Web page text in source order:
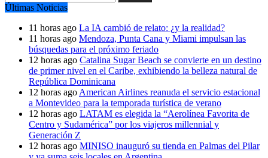
Últimas Noticias
11 horas ago La IA cambió de relato: ¿y la realidad?
11 horas ago Mendoza, Punta Cana y Miami impulsan las
búsquedas para el próximo feriado
12 horas ago Catalina Sugar Beach se convierte en un destino
de primer nivel en el Caribe, exhibiendo la belleza natural de
República Dominicana
12 horas ago American Airlines reanuda el servicio estacional
a Montevideo para la temporada turística de verano
12 horas ago LATAM es elegida la “Aerolínea Favorita de
Centro y Sudamérica” por los viajeros millennial y
Generación Z
12 horas ago MINISO inauguró su tienda en Palmas del Pilar